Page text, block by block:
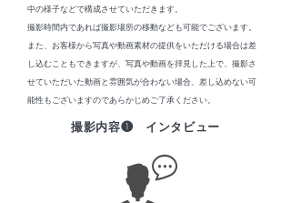
中の様子などで構成させていただきます。
撮影時間内であれば撮影場所の移動なども可能でございます。
また、お客様から写真や動画素材の提供をいただける場合は差
し込むこともできますが、写真や動画を拝見した上で、撮影さ
せていただいた動画と雰囲気が合わない場合、差し込めない可
能性もございますのであらかじめご了承ください。
撮影内容❶ インタビュー